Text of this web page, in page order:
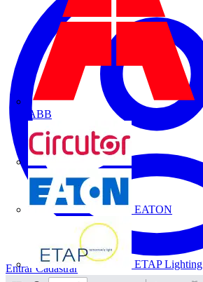
ABB
CIRCUTOR
EATON
ETAP Lighting
Entrar Cadastrar